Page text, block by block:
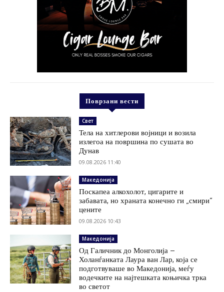
Поврзани вести
Свет
Тела на хитлерови војници и возила
излегоа на површина по сушата во
Дунав
09.08.2026 11:40
Македонија
Поскапеа алкохолот, цигарите и
забавата, но храната конечно ги „смири“
цените
09.08.2026 10:43
Македонија
Од Галичник до Монголија –
Холанѓанката Лаура ван Лар, која се
подготвуваше во Македонија, меѓу
водечките на најтешката коњичка трка
во светот